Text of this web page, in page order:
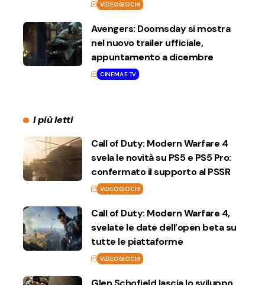
VIDEOGIOCHI
Avengers: Doomsday si mostra
nel nuovo trailer ufficiale,
appuntamento a dicembre
CINEMA E TV
I più letti
Call of Duty: Modern Warfare 4
svela le novità su PS5 e PS5 Pro:
confermato il supporto al PSSR
VIDEOGIOCHI
Call of Duty: Modern Warfare 4,
svelate le date dell’open beta su
tutte le piattaforme
VIDEOGIOCHI